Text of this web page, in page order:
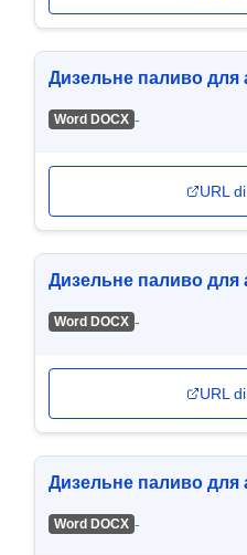
Дизельне паливо для
Word DOCX -
URL
Дизельне паливо для
Word DOCX -
URL
Дизельне паливо для
Word DOCX -